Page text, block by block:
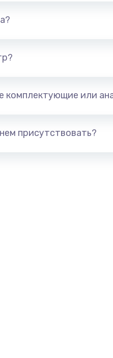
от 1895 руб.
комплектующие или
присутствовать?